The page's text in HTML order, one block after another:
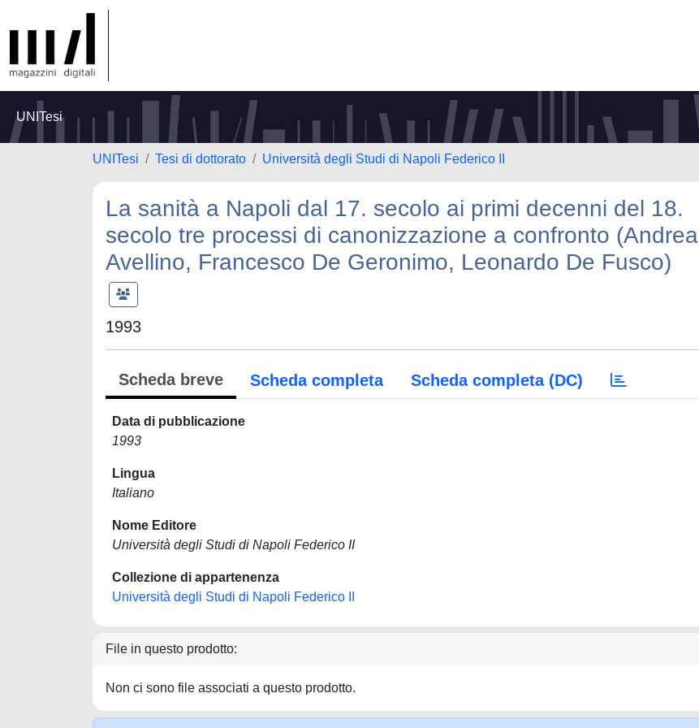
UNITesi
UNITesi Tesi di dottorato Università degli Studi di Napoli Federico II
La sanità a Napoli dal 17. secolo ai primi decenni del 18.
secolo tre processi di canonizzazione a confronto (Andrea
Avellino, Francesco De Geronimo, Leonardo De Fusco)
1993
Scheda breve Scheda completa Scheda completa (DC)
Data di pubblicazione
1993
Lingua
Italiano
Nome Editore
Università degli Studi di Napoli Federico II
Collezione di appartenenza
Università degli Studi di Napoli Federico II
File in questo prodotto:
Non ci sono file associati a questo prodotto.